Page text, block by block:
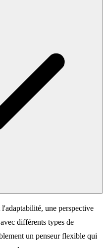
une perspective
différents types de
un penseur flexible qui